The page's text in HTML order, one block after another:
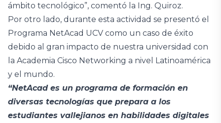
ámbito tecnológico”, comentó la Ing. Quiroz.
Por otro lado, durante esta actividad se presentó el
Programa NetAcad UCV como un caso de éxito
debido al gran impacto de nuestra universidad con
la Academia Cisco Networking a nivel Latinoamérica
y el mundo.
“NetAcad es un programa de formación en
diversas tecnologías que prepara a los
estudiantes vallejianos en habilidades digitales